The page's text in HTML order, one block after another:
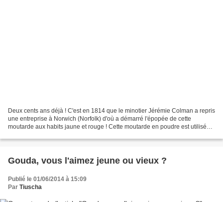
Deux cents ans déjà ! C'est en 1814 que le minotier Jérémie Colman a repris
une entreprise à Norwich (Norfolk) d'où a démarré l'épopée de cette
moutarde aux habits jaune et rouge ! Cette moutarde en poudre est utilisée
Gouda, vous l'aimez jeune ou vieux ?
Publié le 01/06/2014 à 15:09
Par Tiuscha